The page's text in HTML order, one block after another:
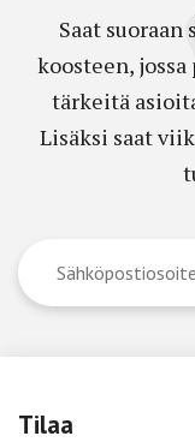
Saat
koosteen,
tärkeitä
Lisäksi saat
Tilaa